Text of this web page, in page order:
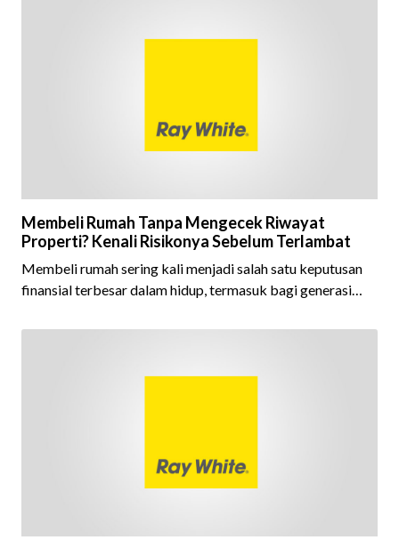
tahun berturut-turut, sebuah bukti nyata atas konsistensi,
Membeli Rumah Tanpa Mengecek Riwayat
Properti? Kenali Risikonya Sebelum Terlambat
Membeli rumah sering kali menjadi salah satu keputusan
finansial terbesar dalam hidup, termasuk bagi generasi
kepemilikan hunian maupun investasi properti. Namun
fokus pada harga atau lokasi tanpa memperhatikan